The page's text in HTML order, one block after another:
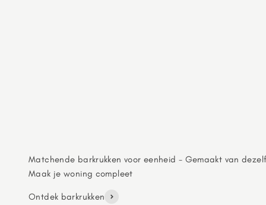
Matchende barkrukken voor eenheid - Gemaakt van
Ontdek barkrukken